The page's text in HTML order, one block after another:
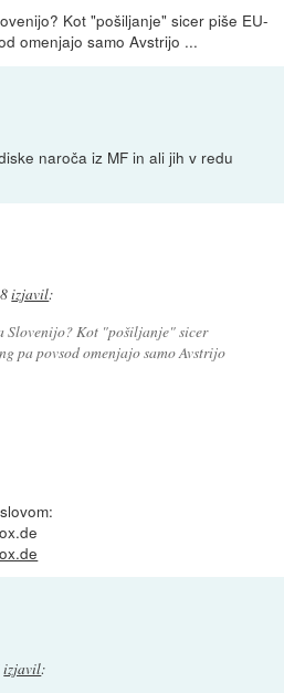
Kot "pošiljanje" sicer piše EU-
omenjajo samo Avstrijo ...
naroča iz MF in ali jih v redu
izjavil:
Slovenijo? Kot "pošiljanje" sicer
pa povsod omenjajo samo Avstrijo
izjavil: